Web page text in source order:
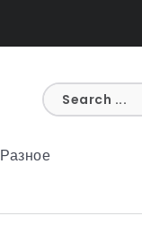
Разное